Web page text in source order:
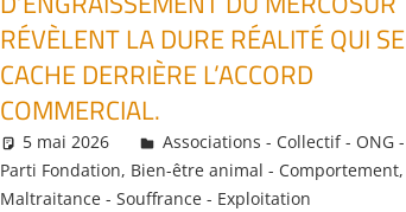
RÉVÈLENT LA DURE RÉALITÉ QUI SE
CACHE DERRIÈRE L’ACCORD
COMMERCIAL.
5 mai 2026 Daniel
Associations - Collectif - ONG -
Parti Fondation, Bien-être animal - Comportement,
Maltraitance - Souffrance - Exploitation